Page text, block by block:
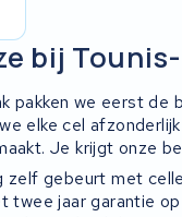
bij
pakken we eerst de
elke cel
Je krijgt onze
zelf gebeurt met
twee jaar garantie